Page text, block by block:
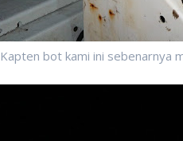
Kapten bot kami ini sebenarnya